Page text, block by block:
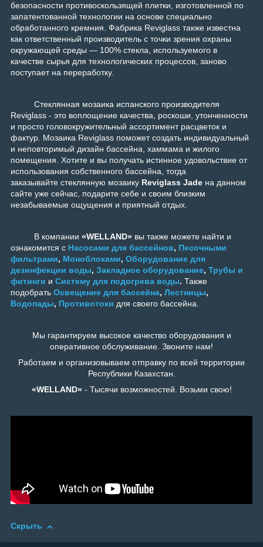
безопасности противоскользящей плитки, изготовленной по
запатентованной технологии на основе специально
обработанного кремния. Фабрика Reviglass также известна
как ответственный производитель с точки зрения охраны
окружающей среды — 100% стекла, используемого в
качестве сырья для технологических процессов, заново
поступает на переработку.
Стеклянная мозаика испанского производителя
Reviglass - это воплощение качества, роскоши, утонченности
и просто головокружительный ассортимент расцветок и
фактур. Мозаика Reviglass поможет создать индивидуальный
и неповторимый дизайн бассейна, хаммама и жилого
помещения. Хотите и вы получать истинное удовольствие от
использования собственного бассейна, тогда
заказывайте стеклянную мозаику Reviglass Jade на данном
сайте уже сейчас, подарите себе и своим близким
незабываемые ощущения и приятный отдых.
В компании «WELLAND» вы также можете найти и
ознакомится с Насосами для бассейнов, Песочными
фильтрами, Моноблоками, Оборудование для
дезинфекции воды, Закладное оборудование, Трубы и
фитинги и Систему для подогрева воды. Также
подобрать Освещение для бассейна, Лестницы,
Водопады, Противотоки для своего бассейна.
Мы гарантируем высокое качество оборудования и
оперативное обслуживание. Звоните нам!
Работаем и организовываем отправку по всей территории
Республики Казахстан.
«WELLAND»- Тысячи возможностей. Возьми свою!
Скрыть